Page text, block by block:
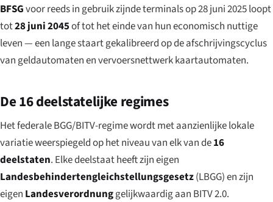
BFSGvoor reeds in gebruik zijnde terminals op 28 juni 2025 loopt
tot28 juni 2045of tot het einde van hun economisch nuttige
leven — een lange staart gekalibreerd op de afschrijvingscyclus
van geldautomaten en vervoersnettwerk kaartautomaten.
De 16 deelstatelijke regimes
Het federale BGG/BITV-regime wordt met aanzienlijke lokale
variatie weerspiegeld op het niveau van elk van de16
deelstaten. Elke deelstaat heeft zijn eigen
Landesbehindertengleichstellungsgesetz(LBGG) en zijn
eigen Landesverordnunggelijkwaardig aan BITV 2.0.